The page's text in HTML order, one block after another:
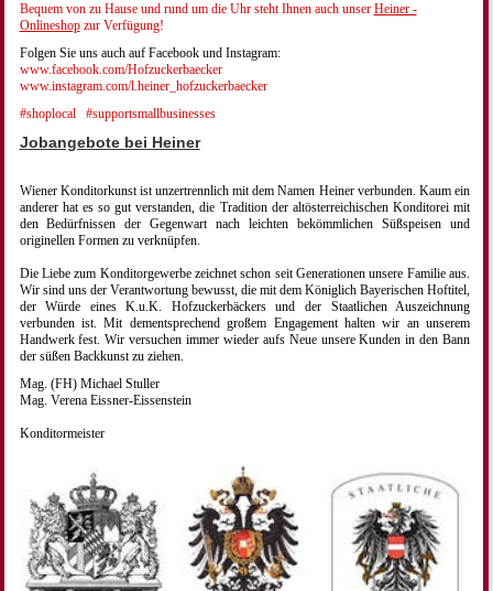
Bequem von zu Hause und rund um die Uhr steht Ihnen auch unser Heiner -
Onlineshopzur Verfügung!
Folgen Sie uns auch auf Facebook und Instagram:
www.facebook.com/Hofzuckerbaecker
www.instagram.com/l.heiner_hofzuckerbaecker
#shoplocal
#supportsmallbusinesses
Jobangebote bei Heiner
Wiener Konditorkunst ist unzertrennlich mit dem Namen Heiner verbunden. Kaum ein
anderer hat es so gut verstanden, die Tradition der altösterreichischen Konditorei mit
den Bedürfnissen der Gegenwart nach leichten bekömmlichen Süßspeisen und
originellen Formen zu verknüpfen.
Die Liebe zum Konditorgewerbe zeichnet schon seit Generationen unsere Familie aus.
Wir sind uns der Verantwortung bewusst, die mit dem Königlich Bayerischen Hoftitel,
der Würde eines K.u.K. Hofzuckerbäckers und der Staatlichen Auszeichnung
verbunden ist. Mit dementsprechend großem Engagement halten wir an unserem
Handwerk fest. Wir versuchen immer wieder aufs Neue unsere Kunden in den Bann
der süßen Backkunst zu ziehen.
Mag. (FH) Michael Stuller
Mag. Verena Eissner-Eissenstein
Konditormeister